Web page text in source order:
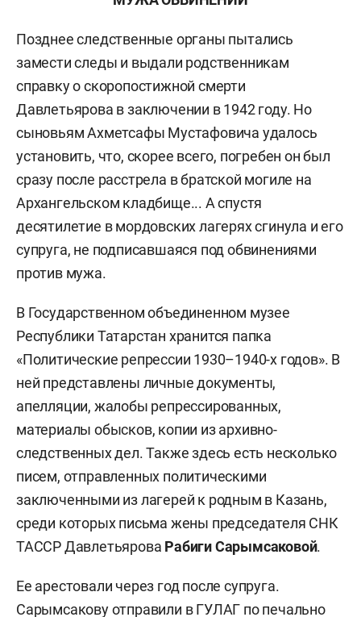
Позднее следственные органы пытались
замести следы и выдали родственникам
справку о скоропостижной смерти
Давлетьярова в заключении в 1942 году. Но
сыновьям Ахметсафы Мустафовича удалось
установить, что, скорее всего, погребен он был
сразу после расстрела в братской могиле на
Архангельском кладбище... А спустя
десятилетие в мордовских лагерях сгинула и его
супруга, не подписавшаяся под обвинениями
против мужа.
В Государственном объединенном музее
Республики Татарстан хранится папка
«Политические репрессии 1930–1940-х годов». В
ней представлены личные документы,
апелляции, жалобы репрессированных,
материалы обысков, копии из архивно-
следственных дел. Также здесь есть несколько
писем, отправленных политическими
заключенными из лагерей к родным в Казань,
среди которых письма жены председателя СНК
ТАССР Давлетьярова Рабиги Сарымсаковой.
Ее арестовали через год после супруга.
Сарымсакову отправили в ГУЛАГ по печально